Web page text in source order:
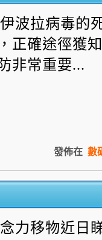
伊波拉病毒的
正確途徑獲
非常重要...
發佈在 數
念力移物近日